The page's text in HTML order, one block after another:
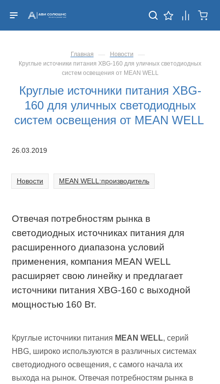
Главная — Новости —
Круглые источники питания XBG-160 для уличных светодиодных
систем освещения от MEAN WELL
Круглые источники питания XBG-
160 для уличных светодиодных
систем освещения от MEAN WELL
26.03.2019
Новости MEAN WELL:производитель
Отвечая потребностям рынка в
светодиодных источниках питания для
расширенного диапазона условий
применения, компания MEAN WELL
расширяет свою линейку и предлагает
источники питания XBG-160 с выходной
мощностью 160 Вт.
Круглые источники питания MEAN WELL, серий
HBG, широко используются в различных системах
светодиодного освещения, с самого начала их
выхода на рынок. Отвечая потребностям рынка в